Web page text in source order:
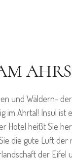
und Wäldern-
im Ahrtal! Insul ist
Hotel heißt Sie
die gute Luft der
der Eifel